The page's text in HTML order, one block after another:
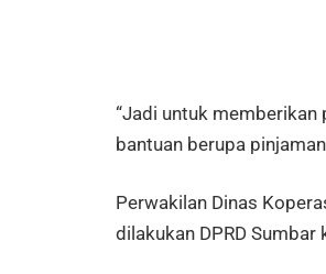
“Jadi untuk memberikan
bantuan berupa
Perwakilan Dinas
dilakukan DPRD Sumbar